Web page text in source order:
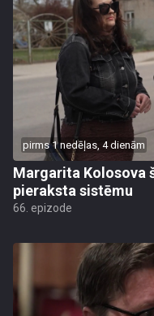
pirms 1 nedēļas, 4 dienām
Margarita Kolosova
pieraksta sistēmu
66. epizode